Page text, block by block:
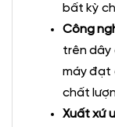
bất kỳ
Công
trên dây
máy đạt
chất
Xuất xứ